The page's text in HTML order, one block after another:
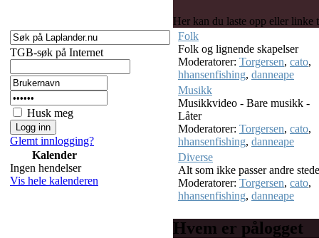
TGB-søk på Internet
Husk meg
Glemt innlogging?
Kalender
Ingen hendelser
Vis hele kalenderen
Her kan du laste opp eller
Folk
Folk og lignende skapelser
Moderatorer: Torgersen, cato,
hhansenfishing, danneape
Musikk
Musikkvideo - Bare musikk -
Låter
Moderatorer: Torgersen, cato,
hhansenfishing, danneape
Diverse
Alt som ikke passer andre
Moderatorer: Torgersen, cato,
hhansenfishing, danneape
Hvem er pålogget